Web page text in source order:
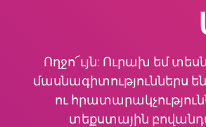
Ողջո՜ւյն: Ուրախ եմ
մասնագիտություններս
ու
տեքստային